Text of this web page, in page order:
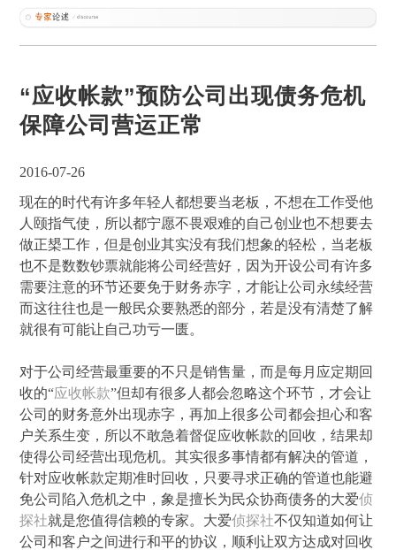
“应收帐款”预防公司出现债务危机
保障公司营运正常
2016-07-26
现在的时代有许多年轻人都想要当老板，不想在工作受他
人颐指气使，所以都宁愿不畏艰难的自己创业也不想要去
做正槼工作，但是创业其实没有我们想象的轻松，当老板
也不是数数钞票就能将公司经营好，因为开设公司有许多
需要注意的环节还要免于财务赤字，才能让公司永续经营
而这往往也是一般民众要熟悉的部分，若是没有清楚了解
就很有可能让自己功亏一匮。
对于公司经营最重要的不只是销售量，而是每月应定期回
收的“应收帐款”但却有很多人都会忽略这个环节，才会让
公司的财务意外出现赤字，再加上很多公司都会担心和客
户关系生变，所以不敢急着督促应收帐款的回收，结果却
使得公司经营出现危机。其实很多事情都有解决的管道，
针对应收帐款定期准时回收，只要寻求正确的管道也能避
免公司陷入危机之中，象是擅长为民众协商债务的大爱侦
探社就是您值得信赖的专家。大爱侦探社不仅知道如何让
公司和客户之间进行和平的协议，顺利让双方达成对回收